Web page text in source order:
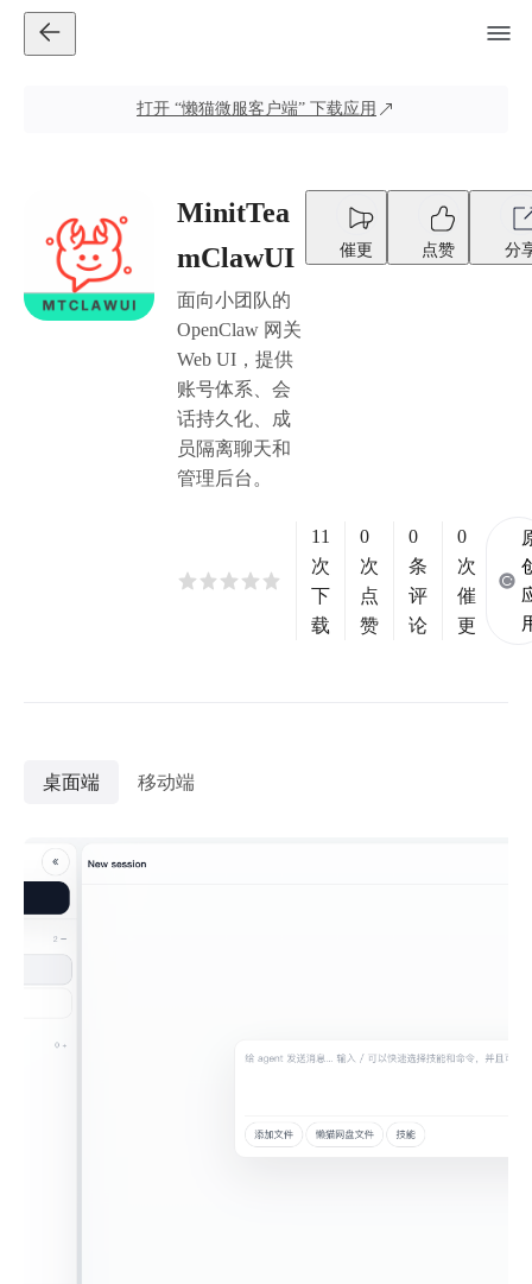
打开 “懒猫微服客户端” 下载应用
MinitTea
mClawUI
面向小团队的
OpenClaw 网关
Web UI，提供
账号体系、会
话持久化、成
员隔离聊天和
管理后台。
催更 点赞 分
11
次
下
载
0
次
点
赞
0
条
评
论
0
次
催
更
桌面端 移动端